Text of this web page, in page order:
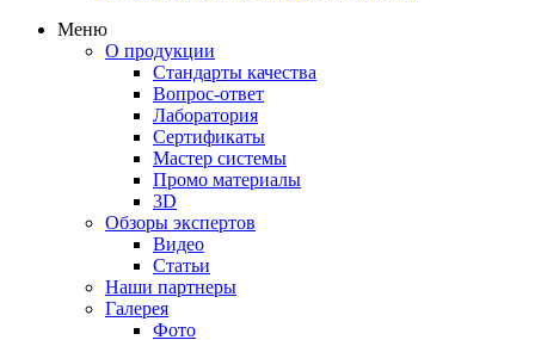
Меню
О продукции
Стандарты качества
Вопрос-ответ
Лаборатория
Сертификаты
Мастер системы
Промо материалы
3D
Обзоры экспертов
Видео
Статьи
Наши партнеры
Галерея
Фото